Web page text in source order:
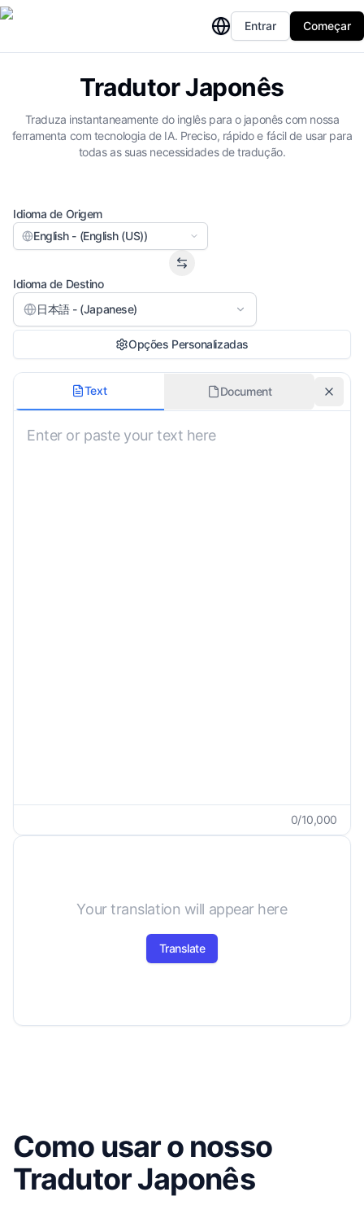
Entrar Começar
Tradutor Japonês
Traduza instantaneamente do inglês para o japonês com nossa
ferramenta com tecnologia de IA. Preciso, rápido e fácil de usar para
todas as suas necessidades de tradução.
Idioma de Origem
English - (English (US))
Idioma de Destino
日本語 - (Japanese)
Opções Personalizadas
Estilo de Tradução
Não Especificado
Manter Formatação Original
Text Document
0/10,000
Your translation will appear here
Translate
Como usar o nosso
Tradutor Japonês